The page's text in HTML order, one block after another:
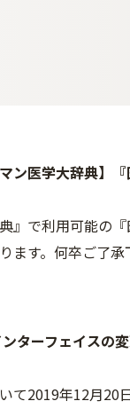
マン医学大辞典】
』で利用可能の
ます。何卒ご了承
ンターフェイスの
て2019年12月20